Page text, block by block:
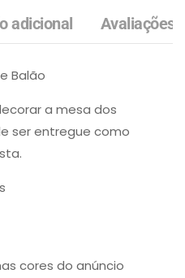
adicional Avaliações
Balão
a mesa dos
ser entregue como
cores do anúncio